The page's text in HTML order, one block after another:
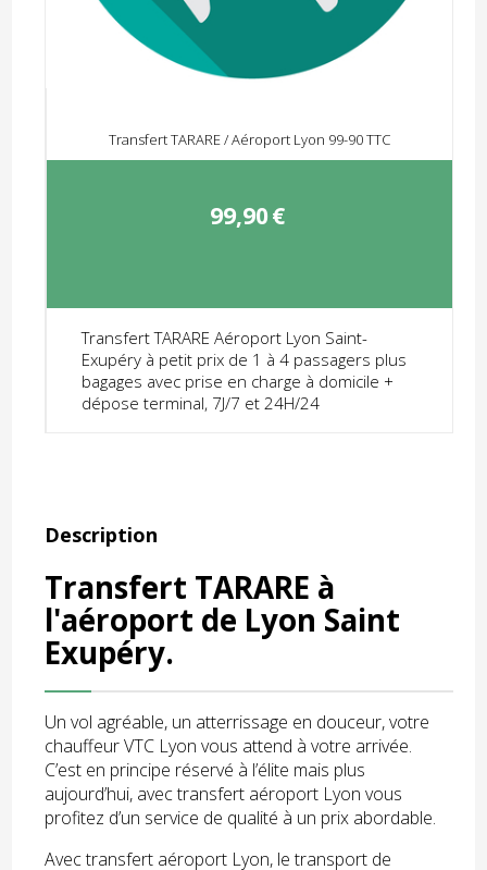
Transfert TARARE / Aéroport Lyon 99-90 TTC
99,90€
Transfert TARARE Aéroport Lyon Saint-
Exupéry à petit prix de 1 à 4 passagers plus
bagages avec prise en charge à domicile +
dépose terminal, 7J/7 et 24H/24
Description
Transfert TARARE à
l'aéroport de Lyon Saint
Exupéry.
Un vol agréable, un atterrissage en douceur, votre
chauffeur VTC Lyon vous attend à votre arrivée.
C’est en principe réservé à l’élite mais plus
aujourd’hui, avec transfert aéroport Lyon vous
profitez d’un service de qualité à un prix abordable.
Avec transfert aéroport Lyon, le transport de